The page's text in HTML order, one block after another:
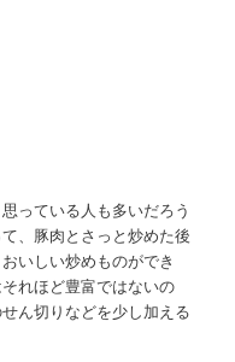
っている人も多いだろう
、豚肉とさっと炒めた後
いしい炒めものができ
れほど豊富ではないの
ん切りなどを少し加える